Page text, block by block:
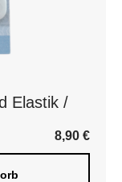
Elastik /
8,90 €